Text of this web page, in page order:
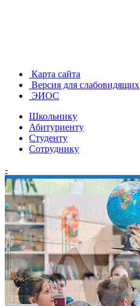
Карта сайта
Версия для слабовидящих
ЭИОС
Школьнику
Абитуриенту
Студенту
Сотруднику
-